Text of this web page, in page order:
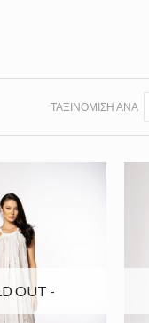
ΤΑΞΙΝΌΜΙΣΗ ΑΝΆ
OUT -